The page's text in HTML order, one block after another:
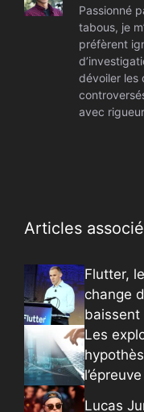
Passionné
tabous, je
préfèrent
dévoiler les
avec
Articles
Flutter,
change
baissent
Les
Lucas